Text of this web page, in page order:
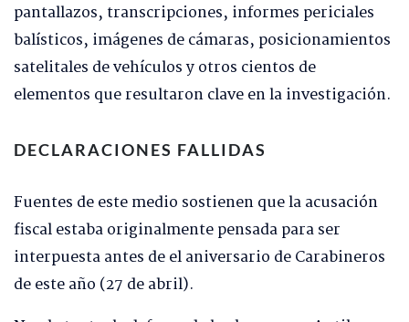
pantallazos, transcripciones, informes periciales
balísticos, imágenes de cámaras, posicionamientos
satelitales de vehículos y otros cientos de
elementos que resultaron clave en la investigación.
DECLARACIONES FALLIDAS
Fuentes de este medio sostienen que la acusación
fiscal estaba originalmente pensada para ser
interpuesta antes de el aniversario de Carabineros
de este año (27 de abril).